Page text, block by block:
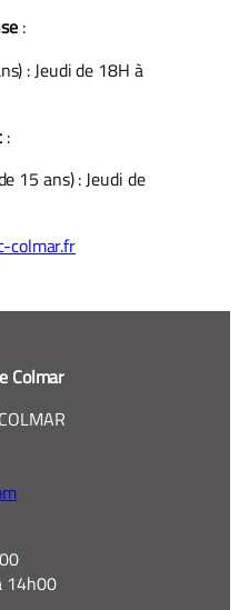
:
: Jeudi de 18H à
:
15 ans) : Jeudi de
colmar.fr
Colmar
14h00